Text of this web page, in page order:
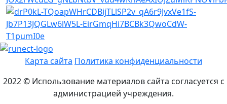
Карта сайта Политика конфиденциальности
2022 © Использование материалов сайта согласуется с
администрацией учреждения.